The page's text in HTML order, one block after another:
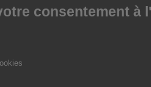
consentement à